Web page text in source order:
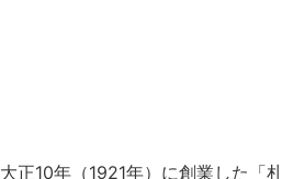
大正10年（1921年）に創業した「